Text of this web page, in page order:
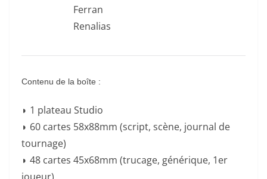
Ferran
Renalias
Contenu de la boîte :
◗ 1 plateau Studio
◗ 60 cartes 58x88mm (script, scène, journal de
tournage)
◗ 48 cartes 45x68mm (trucage, générique, 1er